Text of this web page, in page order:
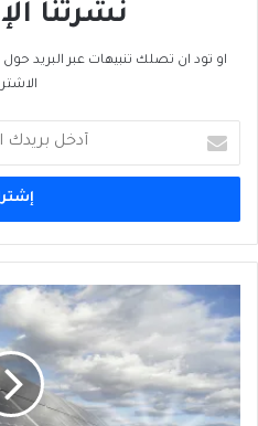
نشرتنا
او تود ان تصلك تنبيهات عبر البريد حول
بريدك
الإلكتروني
شمس
تونس
تُشَعشِع
منازلها
وتُنَوِّر
منازل